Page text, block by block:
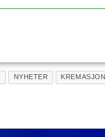
NYHETER KREMASJON